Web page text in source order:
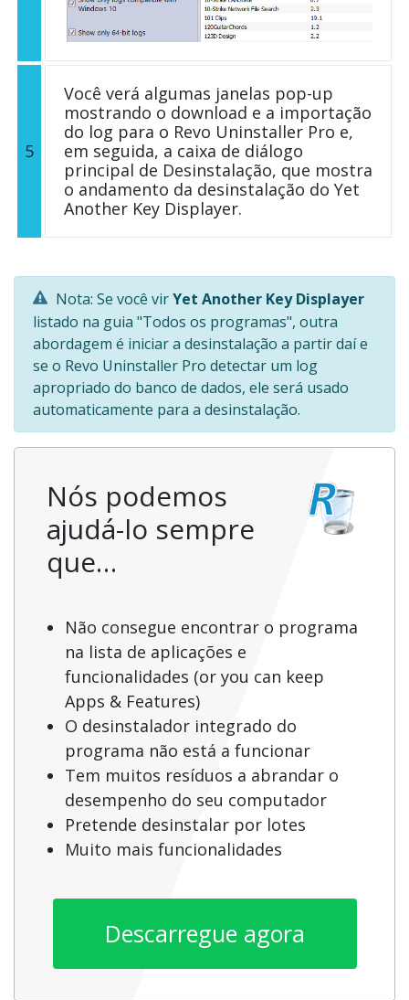
5
Você verá algumas janelas pop-up
mostrando o download e a importação
do log para o Revo Uninstaller Pro e,
em seguida, a caixa de diálogo
principal de Desinstalação, que mostra
o andamento da desinstalação do Yet
Another Key Displayer.
Nota: Se você virYet Another Key Displayer
listado na guia "Todos os programas", outra
abordagem é iniciar a desinstalação a partir daí e
se o Revo Uninstaller Pro detectar um log
apropriado do banco de dados, ele será usado
automaticamente para a desinstalação.
Nós podemos
ajudá-lo sempre
que…
Não consegue encontrar o programa
na lista de aplicações e
funcionalidades (or you can keep
Apps & Features)
O desinstalador integrado do
programa não está a funcionar
Tem muitos resíduos a abrandar o
desempenho do seu computador
Pretende desinstalar por lotes
Muito mais funcionalidades
Descarregue agora